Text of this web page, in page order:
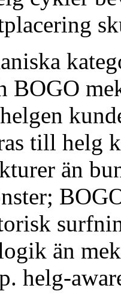
BOGO
till helg
än
än
helg-